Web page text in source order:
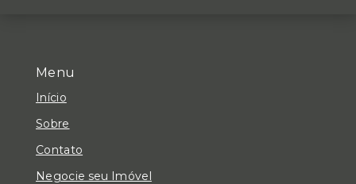
Menu
Início
Sobre
Contato
Negocie seu Imóvel